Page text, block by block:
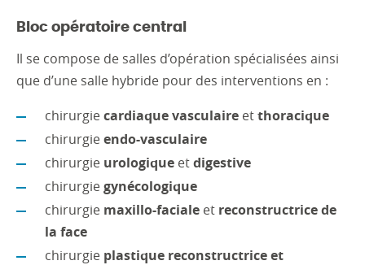
Bloc opératoire central
Il se compose de salles d’opération spécialisées ainsi
que d’une salle hybride pour des interventions en :
chirurgiecardiaque vasculaire etthoracique
chirurgieendo-vasculaire
chirurgie urologique etdigestive
chirurgiegynécologique
chirurgie maxillo-faciale et reconstructrice de
la face
chirurgie plastique reconstructrice et